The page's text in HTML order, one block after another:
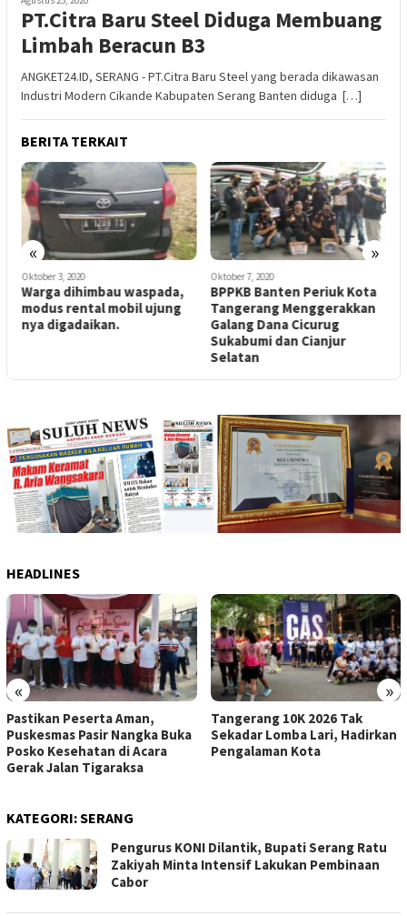
PT.Citra Baru Steel Diduga Membuang
Limbah Beracun B3
ANGKET24.ID, SERANG - PT.Citra Baru Steel yang berada dikawasan
Industri Modern Cikande Kabupaten Serang Banten diduga […]
BERITA TERKAIT
« »
Oktober 3, 2020
Warga dihimbau waspada,
modus rental mobil ujung
nya digadaikan.
Oktober 7, 2020
BPPKB Banten Periuk Kota
Tangerang Menggerakkan
Galang Dana Cicurug
Sukabumi dan Cianjur
Selatan
HEADLINES
« »
Pastikan Peserta Aman,
Puskesmas Pasir Nangka Buka
Posko Kesehatan di Acara
Gerak Jalan Tigaraksa
Tangerang 10K 2026 Tak
Sekadar Lomba Lari, Hadirkan
Pengalaman Kota
KATEGORI:SERANG
Pengurus KONI Dilantik, Bupati Serang Ratu
Zakiyah Minta Intensif Lakukan Pembinaan
Cabor